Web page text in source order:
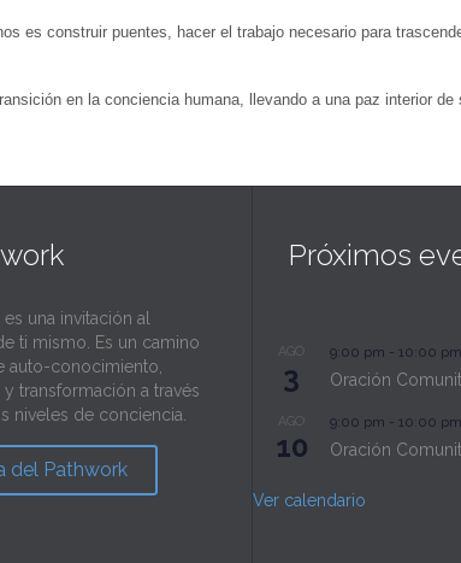
es construir puentes, hacer el trabajo necesario para
en la conciencia humana, llevando a una paz interior
es una invitación al
ti mismo. Es un camino
auto-conocimiento,
transformación a través
niveles de conciencia.
del Pathwork
Próximos
AGO
3
9:00 pm - 10:00 pm
Oración
AGO
10
9:00 pm - 10:00 pm
Oración
Ver calendario